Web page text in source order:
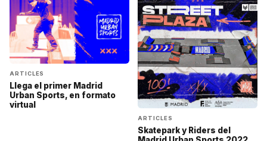
ARTICLES
Llega el primer Madrid
Urban Sports, en formato
virtual
ARTICLES
Skatepark y Riders del